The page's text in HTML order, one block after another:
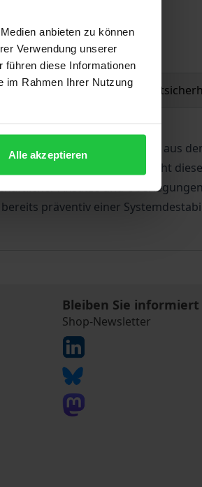
anbieten zu können
Verwendung unserer
führen diese Informationen
im Rahmen Ihrer Nutzung
Alle akzeptieren
man eine solche Pflicht aus
ableiten? Die Autorin geht
Ansätze und
präventiv einer
Bleiben Sie informiert
Shop-Newsletter